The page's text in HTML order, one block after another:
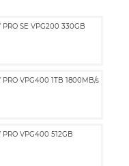
SE VPG200 330GB
VPG400 1TB 1800MB/s
VPG400 512GB